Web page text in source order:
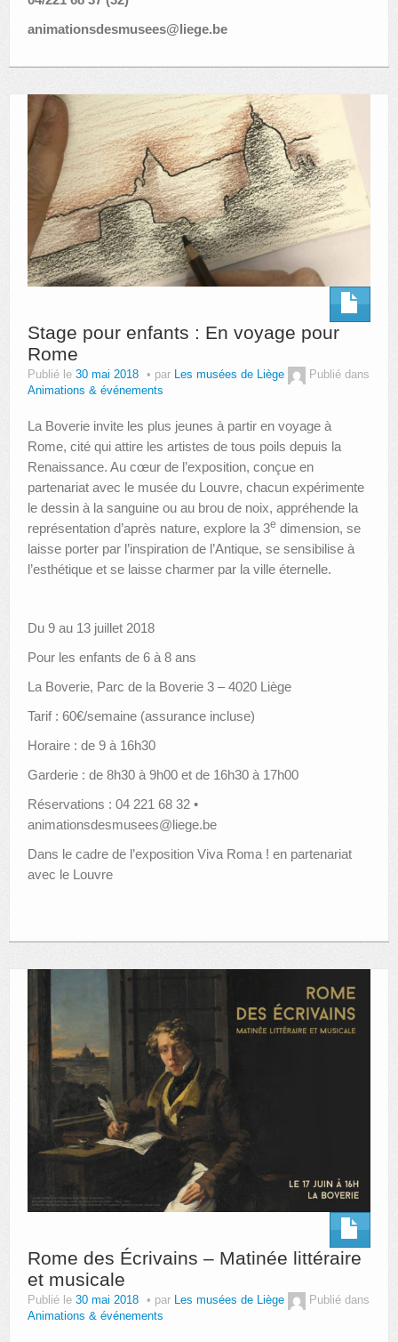
animationsdesmusees@liege.be
Stage pour enfants : En voyage pour
Rome
Publié le 30 mai 2018 par Les musées de Liège
Publié dans
Animations & événements
La Boverie invite les plus jeunes à partir en voyage à
Rome, cité qui attire les artistes de tous poils depuis la
Renaissance. Au cœur de l’exposition, conçue en
partenariat avec le musée du Louvre, chacun expérimente
le dessin à la sanguine ou au brou de noix, appréhende la
représentation d’après nature, explore la 3e dimension, se
laisse porter par l’inspiration de l’Antique, se sensibilise à
l’esthétique et se laisse charmer par la ville éternelle.
Du 9 au 13 juillet 2018
Pour les enfants de 6 à 8 ans
La Boverie, Parc de la Boverie 3 – 4020 Liège
Tarif : 60€/semaine (assurance incluse)
Horaire : de 9 à 16h30
Garderie : de 8h30 à 9h00 et de 16h30 à 17h00
Réservations : 04 221 68 32 •
animationsdesmusees@liege.be
Dans le cadre de l’exposition Viva Roma ! en partenariat
avec le Louvre
Rome des Écrivains – Matinée littéraire
et musicale
Publié le 30 mai 2018 par Les musées de Liège
Publié dans
Animations & événements